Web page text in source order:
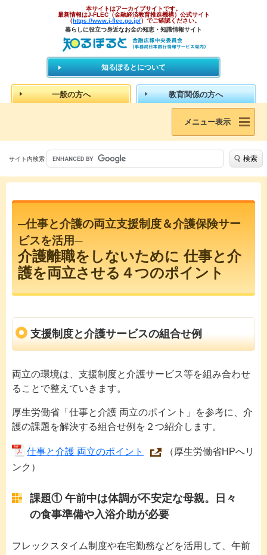
本サイトはアーカイブサイトです。
最新情報はJ-FLEC（金融経済教育推進機構）公式サイト
（https://www.j-flec.go.jp/）でご確認ください。
暮らしに役立つ身近なお金の知恵・知識情報サイト
知るぽるとについて
一般の方へ 教育関係の方へ
メニュー表示
サイト内検索 検索
─仕事と介護の両立支援制度＆介護保険サー
ビスを活用─
介護離職をしないために 仕事と介
護を両立させる４つのポイント
支援制度と介護サービスの組合せ例
両立の環境は、支援制度と介護サービス等を組み合わせ
ることで整えていきます。
厚生労働省「仕事と介護 両立のポイント」を参考に、介
護の課題を解決する組合せ例を２つ紹介します。
仕事と介護 両立のポイント
（厚生労働省HPへリ
ンク）
課題① 午前中は体調が不安定な母親。日々
の食事準備や入浴介助が必要
フレックスタイム制度や在宅勤務などを活用して、午前